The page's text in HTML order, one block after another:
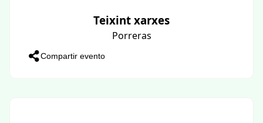
Teixint xarxes
Porreras
Compartir evento